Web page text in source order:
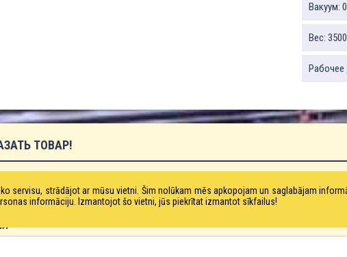
Вакуум:
Вес:
Рабочее
ТОВАР!
servisu, strādājot ar mūsu vietni. Šim nolūkam mēs apkopojam un saglabājam
informāciju. Izmantojot šo vietni, jūs piekrītat izmantot sīkfailus!